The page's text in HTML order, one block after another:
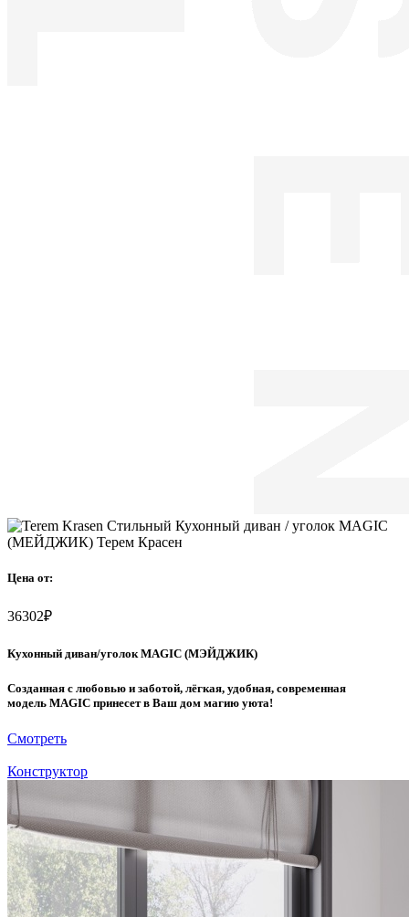
Цена от:
36302₽
Кухонный диван/уголок MAGIC (МЭЙДЖИК)
Созданная с любовью и заботой, лёгкая, удобная, современная
модель MAGIC принесет в Ваш дом магию уюта!
Смотреть
Конструктор